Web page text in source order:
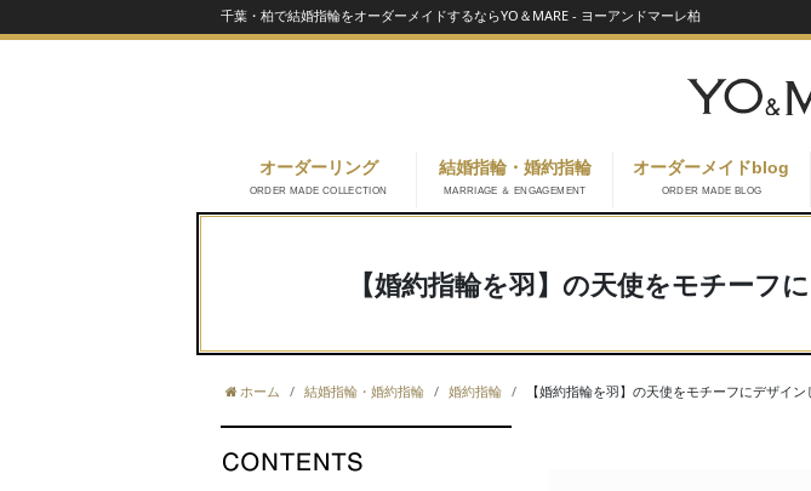
千葉・柏で結婚指輪をオーダーメイドするならYO＆MARE - ヨーアンドマーレ柏
オーダーリング
ORDER MADE COLLECTION
結婚指輪・婚約指輪
MARRIAGE ＆ ENGAGEMENT
オーダーメイドblog
ORDER MADE BLOG
【婚約指輪を羽】の天使をモチー
ホーム 結婚指輪・婚約指輪 婚約指輪 【婚約指輪を羽】の天使をモチーフにデザイ